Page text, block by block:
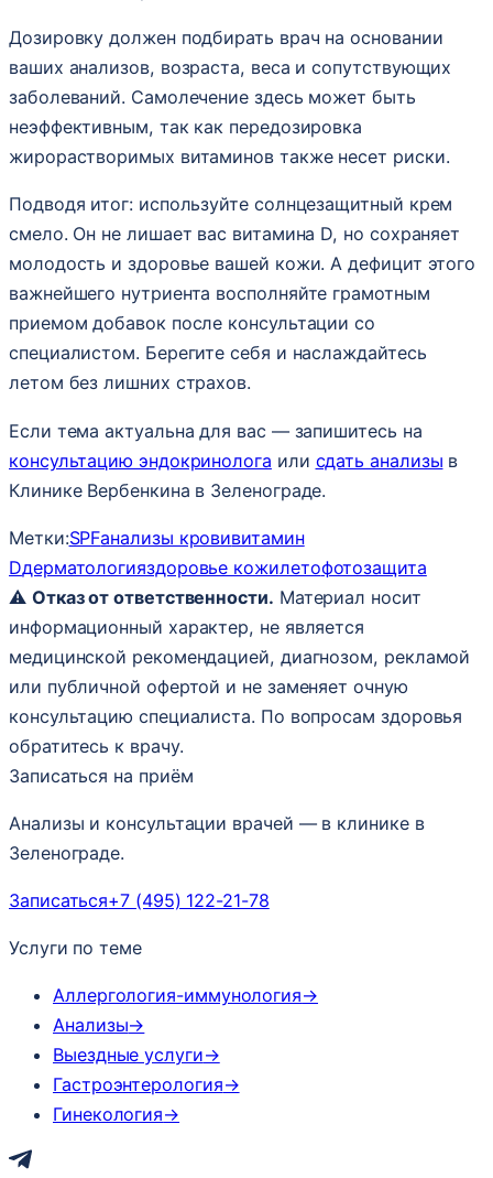
Дозировку должен подбирать врач на основании
ваших анализов, возраста, веса и сопутствующих
заболеваний. Самолечение здесь может быть
неэффективным, так как передозировка
жирорастворимых витаминов также несет риски.
Подводя итог: используйте солнцезащитный крем
смело. Он не лишает вас витамина D, но сохраняет
молодость и здоровье вашей кожи. А дефицит этого
важнейшего нутриента восполняйте грамотным
приемом добавок после консультации со
специалистом. Берегите себя и наслаждайтесь
летом без лишних страхов.
Если тема актуальна для вас — запишитесь на
консультацию эндокринолога или сдать анализы в
Клинике Вербенкина в Зеленограде.
Метки:SPFанализы кровивитамин
Dдерматологияздоровье кожилетофотозащита
⚠️ Отказ от ответственности. Материал носит
информационный характер, не является
медицинской рекомендацией, диагнозом, рекламой
или публичной офертой и не заменяет очную
консультацию специалиста. По вопросам здоровья
обратитесь к врачу.
Записаться на приём
Анализы и консультации врачей — в клинике в
Зеленограде.
Записаться+7 (495) 122-21-78
Услуги по теме
Аллергология-иммунология→
Анализы→
Выездные услуги→
Гастроэнтерология→
Гинекология→